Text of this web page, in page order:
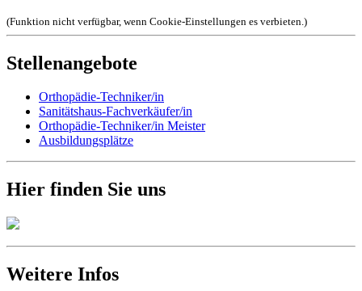
(Funktion nicht verfügbar, wenn Cookie-Einstellungen es verbieten.)
Stellenangebote
Orthopädie-Techniker/in
Sanitätshaus-Fachverkäufer/in
Orthopädie-Techniker/in Meister
Ausbildungsplätze
Hier finden Sie uns
Weitere Infos